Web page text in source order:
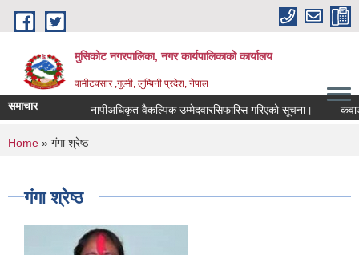
Skip to main content
मुसिकोट नगरपालिका, नगर कार्यपालिकाकाे कार्यालय
वामीटक्सार ,गुल्मी, लुम्बिनी प्रदेश, नेपाल
समाचार नापीअधिकृत वैकल्पिक उम्मेदवारसिफारिस गरिएको सूचना। कवाडी
You are here
Home » गंगा श्रेष्ठ
गंगा श्रेष्ठ